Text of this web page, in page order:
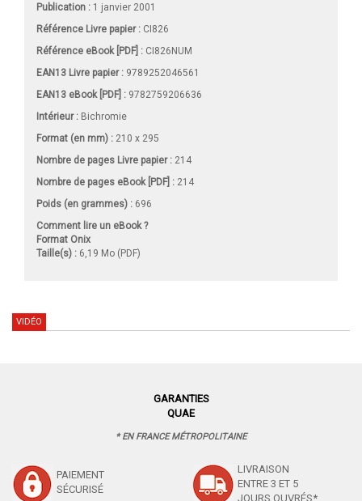
Publication : 1 janvier 2001
Référence Livre papier : CI826
Référence eBook [PDF] : CI826NUM
EAN13 Livre papier : 9789252046561
EAN13 eBook [PDF] : 9782759206636
Intérieur : Bichromie
Format (en mm) : 210 x 295
Nombre de pages Livre papier: 214
Nombre de pages eBook [PDF] : 214
Poids (en grammes) : 696
Comment lire un eBook ?
Format Onix
Taille(s) : 6,19 Mo (PDF)
VIDÉO
GARANTIES
QUAE
* EN FRANCE MÉTROPOLITAINE
PAIEMENT
SÉCURISÉ
LIVRAISON
ENTRE 3 ET 5
JOURS OUVRÉS*